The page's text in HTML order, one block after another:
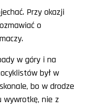
Przy okazji
o
w góry i na
był w
bo w drodze
wywrotkę, nie z